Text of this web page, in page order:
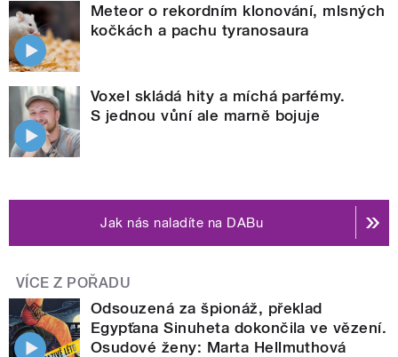
Meteor o rekordním klonování, mlsných
kočkách a pachu tyranosaura
Voxel skládá hity a míchá parfémy.
S jednou vůní ale marně bojuje
Jak nás naladíte na DABu
VÍCE Z POŘADU
Odsouzená za špionáž, překlad
Egypťana Sinuheta dokončila ve vězení.
Osudové ženy: Marta Hellmuthová